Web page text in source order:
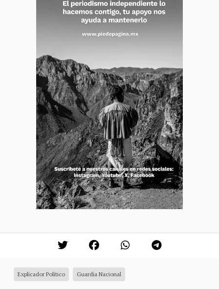
Explicador Político Guardia Nacional